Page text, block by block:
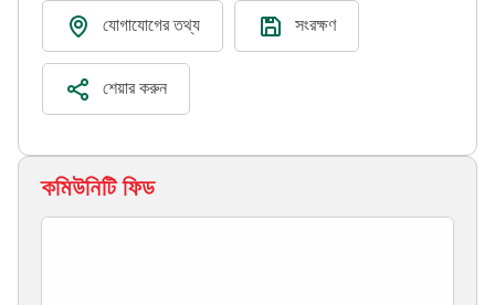
যোগাযোগের তথ্য সংরক্ষণ
শেয়ার করুন
কমিউনিটি ফিড